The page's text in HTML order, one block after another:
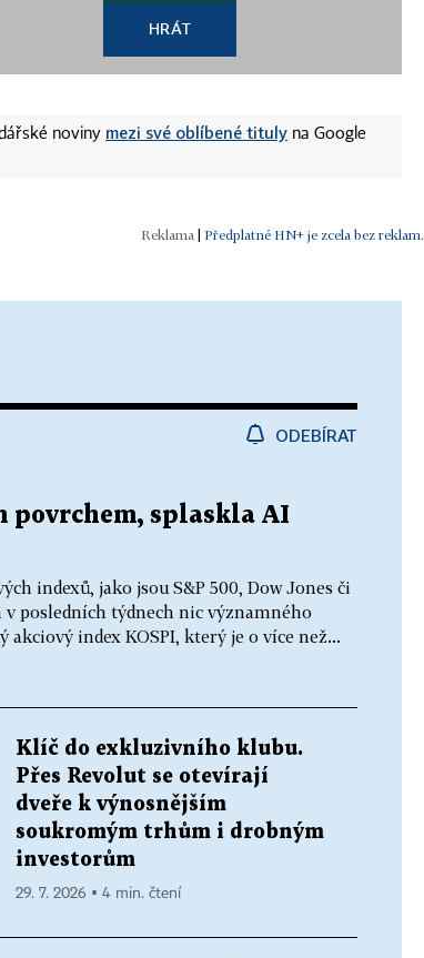
HRÁT
noviny mezi své oblíbené tituly na Google
| Předplatné HN+ je zcela bez reklam.
ODEBÍRAT
povrchem, splaskla AI
indexů, jako jsou S&P 500, Dow Jones či
v posledních týdnech nic významného
akciový index KOSPI, který je o více než...
Klíč do exkluzivního klubu.
Přes Revolut se otevírají
dveře k výnosnějším
soukromým trhům i drobným
investorům
29. 7. 2026 ▪ 4 min. čtení